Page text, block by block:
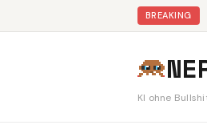
BREAKING
KI ohne